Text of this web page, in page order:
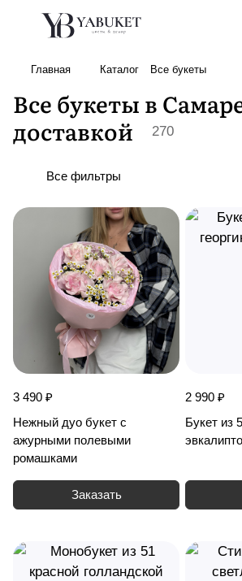
Главная Каталог Все букеты
Все букеты в
доставкой
270
Все фильтры
3 490 ₽
Нежный дуо букет с
ажурными полевыми
ромашками
Заказать
2 990 ₽
Букет из